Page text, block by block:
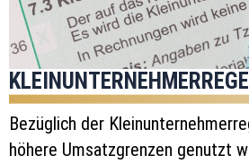
Bezüglich der
höhere Umsatzgrenzen genutzt